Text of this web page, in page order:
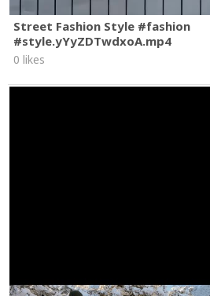
Street Fashion Style #fashion
#style.yYyZDTwdxoA.mp4
0 likes